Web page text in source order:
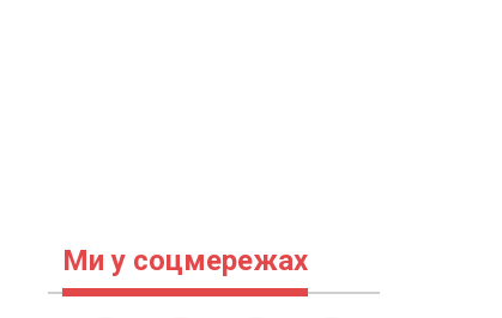
Ми у соцмережах